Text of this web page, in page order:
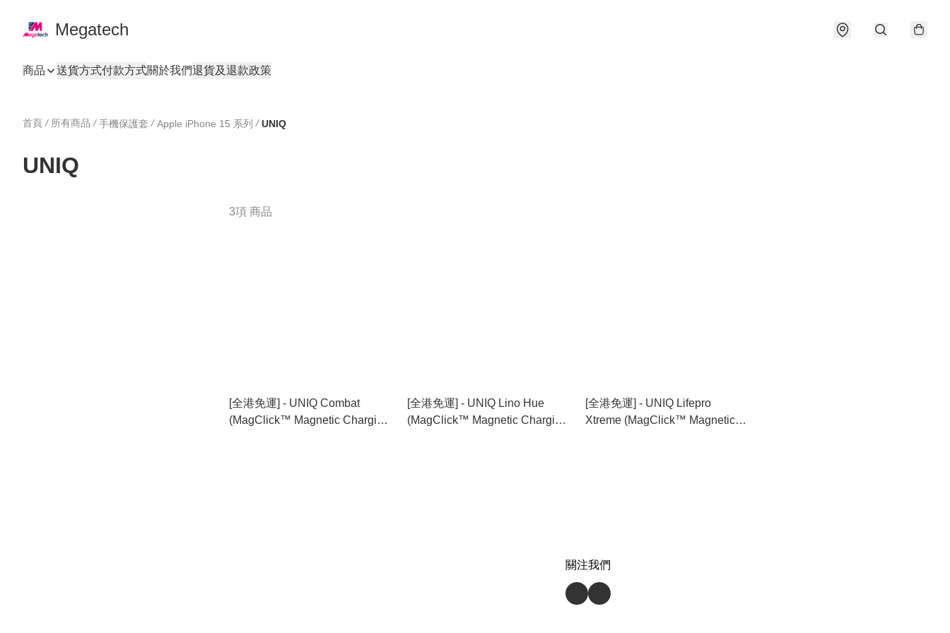
Megatech
商品 送貨方式付款方式關於我們退貨及退款政策
首頁 / 所有商品 / 手機保護套 / Apple iPhone 15 系列 / UNIQ
UNIQ
3項 商品
[全港免運] - UNIQ Combat
(MagClick™ Magnetic Charging
[全港免運] - UNIQ Lino Hue
(MagClick™ Magnetic Charging
[全港免運] - UNIQ Lifepro
Xtreme (MagClick™ Magnetic
關注我們